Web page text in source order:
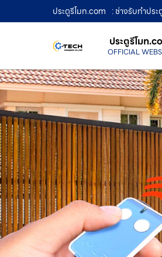
ประตูรีโมท.com : ช่างรับทำปร
ประตูรีโมท
OFFICIAL